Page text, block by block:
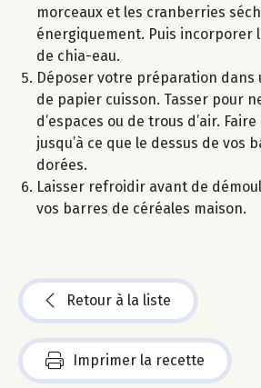
morceaux et les cranberries
énergiquement. Puis incorporer
de chia-eau.
Déposer votre préparation dans
de papier cuisson. Tasser pour
d’espaces ou de trous d’air.
jusqu’à ce que le dessus de vos
dorées.
Laisser refroidir avant de
vos barres de céréales maison.
Retour à la liste
Imprimer la recette